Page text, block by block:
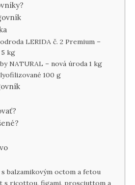
LERIDA č. 2 Premium –
5 kg
NATURAL – nová úroda 1 kg
100 g
balzamikovým octom a fetou
s ricottou, figami, prosciuttom a